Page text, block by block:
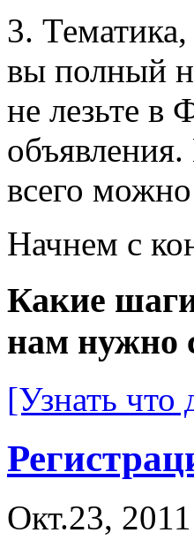
3.
вы полный
не лезьте в
объявления.
всего
Начнем с
Какие
нам нужно
[Узнать
Окт.23, 2011